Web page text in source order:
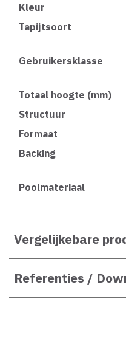
Kleur
Tapijtsoort
Gebruikersklasse
Totaal hoogte (mm)
Structuur
Formaat
Backing
Poolmateriaal
Vergelijkebare
Referenties /